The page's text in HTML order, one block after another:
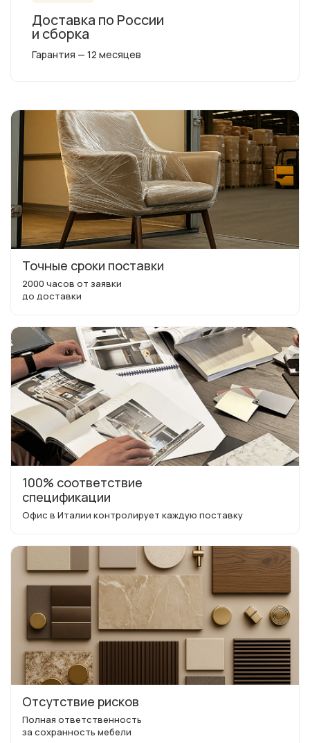
Доставка по России
и сборка
Гарантия — 12 месяцев
Точные сроки поставки
2000 часов от заявки
до доставки
100% соответствие
спецификации
Офис в Италии контролирует каждую поставку
Отсутствие рисков
Полная ответственность
за сохранность мебели